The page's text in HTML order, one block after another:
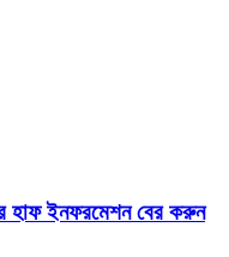
হাফ ইনফরমেশন বের করুন